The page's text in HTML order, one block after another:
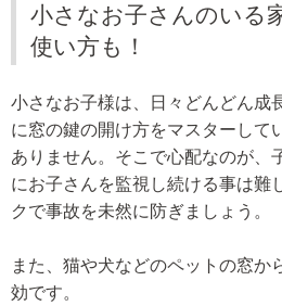
小さなお子さんのいる
使い方も！
小さなお子様は、日々どんどん成
に窓の鍵の開け方をマスターして
ありません。そこで心配なのが、
にお子さんを監視し続ける事は難
クで事故を未然に防ぎましょう。
また、猫や犬などのペットの窓か
効です。